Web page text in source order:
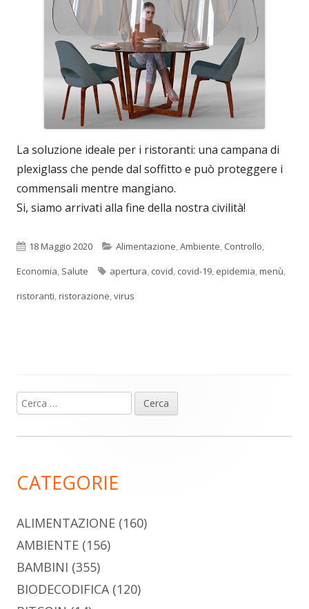
La soluzione ideale per i ristoranti: una campana di
plexiglass che pende dal soffitto e può proteggere i
commensali mentre mangiano.
Si, siamo arrivati alla fine della nostra civilità!
Pubblicato
18 Maggio 2020 Categorie
Alimentazione Ambiente Controllo
Economia Salute Tag
apertura covid covid-19 epidemia menù
ristoranti ristorazione virus
Barra
laterale
Ricerca
per:
CATEGORIE
ALIMENTAZIONE (160)
AMBIENTE (156)
BAMBINI (355)
BIODECODIFICA(120)